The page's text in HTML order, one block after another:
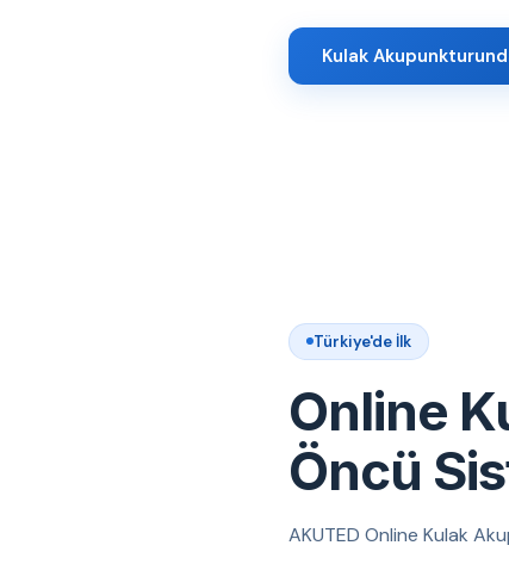
Kulak
Türkiye'de İlk
Online
Öncü
AKUTED Online Kulak